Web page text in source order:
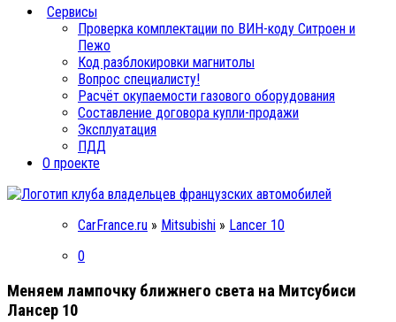
Сервисы
Проверка комплектации по ВИН-коду Ситроен и
Пежо
Код разблокировки магнитолы
Вопрос специалисту!
Расчёт окупаемости газового оборудования
Составление договора купли-продажи
Эксплуатация
ПДД
О проекте
CarFrance.ru » Mitsubishi » Lancer 10
0
Меняем лампочку ближнего света на Митсубиси
Лансер 10